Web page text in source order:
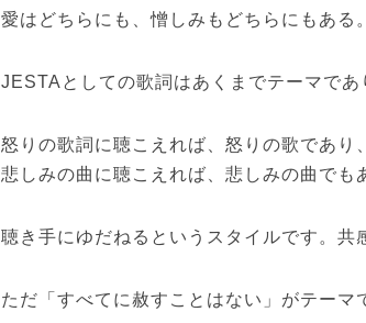
愛はどちらにも、憎しみもどちらにもある。
JESTAとしての歌詞はあくまでテーマで
怒りの歌詞に聴こえれば、怒りの歌であり、
悲しみの曲に聴こえれば、悲しみの曲でも
聴き手にゆだねるというスタイルです。共
ただ「すべてに赦すことはない」がテーマ